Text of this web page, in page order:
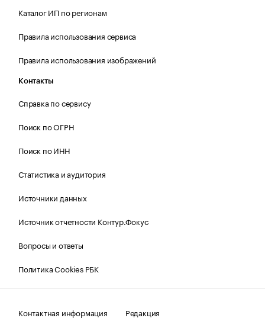
Каталог ИП по регионам
Правила использования сервиса
Правила использования изображений
Контакты
Справка по сервису
Поиск по ОГРН
Поиск по ИНН
Статистика и аудитория
Источники данных
Источник отчетности Контур.Фокус
Вопросы и ответы
Политика Cookies РБК
Контактная информация Редакция